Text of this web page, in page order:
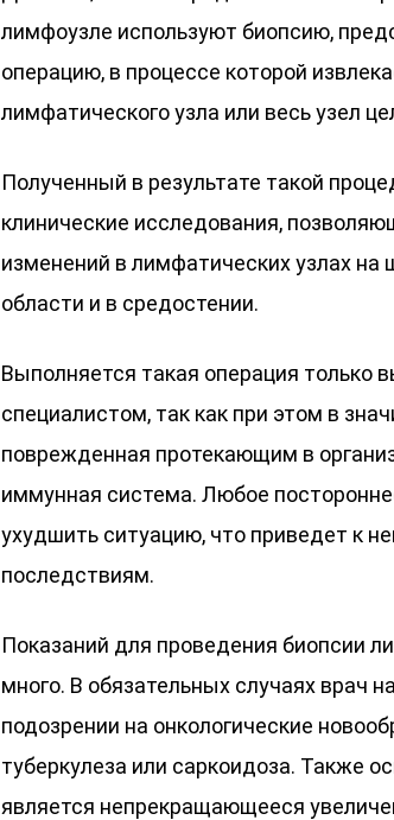
лимфоузле используют биопсию,
операцию, в процессе которой
лимфатического узла или весь узел
Полученный в результате такой
клинические исследования,
изменений в лимфатических узлах
области и в средостении.
Выполняется такая операция только
специалистом, так как при этом в
поврежденная протекающим в
иммунная система. Любое
ухудшить ситуацию, что приведет к
последствиям.
Показаний для проведения биопсии
много. В обязательных случаях врач
подозрении на онкологические
туберкулеза или саркоидоза. Также
является непрекращающееся